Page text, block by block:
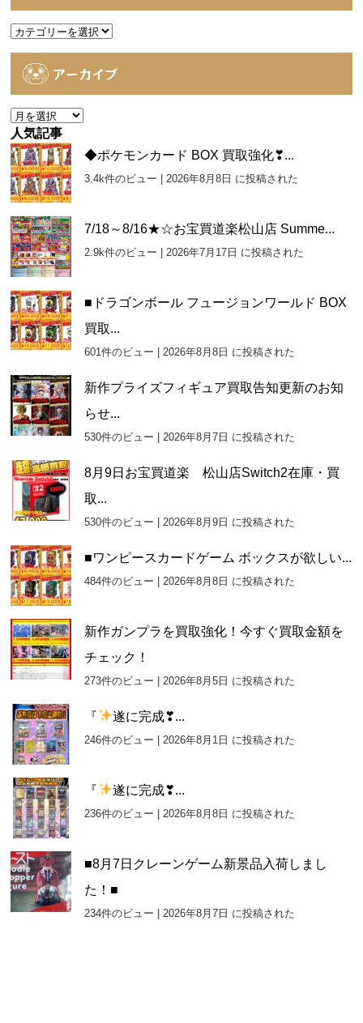
カ
アーカイブ
ア
ー
カ
イ
ブ
人気記事
◆ポケモンカード BOX 買取強化❣...
3.4k件のビュー | 2026年8月8日 に投稿された
7/18～8/16★☆お宝買道楽松山店 Summe...
2.9k件のビュー | 2026年7月17日 に投稿された
■ドラゴンボール フュージョンワールド BOX
買取...
601件のビュー | 2026年8月8日 に投稿された
新作プライズフィギュア買取告知更新のお知
らせ...
530件のビュー | 2026年8月7日 に投稿された
8月9日お宝買道楽 松山店Switch2在庫・買
取...
530件のビュー | 2026年8月9日 に投稿された
■ワンピースカードゲーム ボックスが欲しい...
484件のビュー | 2026年8月8日 に投稿された
新作ガンプラを買取強化！今すぐ買取金額を
チェック！
273件のビュー | 2026年8月5日 に投稿された
『 遂に完成❣...
246件のビュー | 2026年8月1日 に投稿された
『 遂に完成❣...
236件のビュー | 2026年8月8日 に投稿された
■8月7日クレーンゲーム新景品入荷しまし
た！■
234件のビュー | 2026年8月7日 に投稿された